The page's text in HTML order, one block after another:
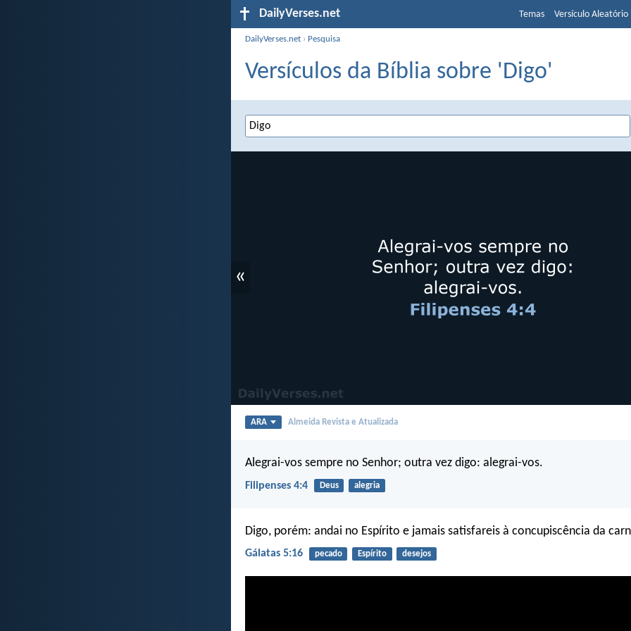
DailyVerses.net Temas Versículo Aleatório
DailyVerses.net › Pesquisa
Versículos da Bíblia sobre 'Digo'
«
ARA Almeida Revista e Atualizada
Alegrai-vos sempre no Senhor; outra vez digo: alegrai-vos.
Filipenses 4:4 Deus alegria
Digo, porém: andai no Espírito e jamais satisfareis à concupiscência da
Gálatas 5:16 pecado Espírito desejos